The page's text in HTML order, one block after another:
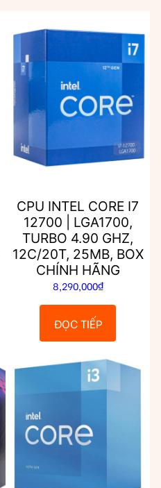
CPU INTEL CORE I7
12700 | LGA1700,
TURBO 4.90 GHZ,
12C/20T, 25MB, BOX
CHÍNH HÃNG
8,290,000₫
ĐỌC TIẾP